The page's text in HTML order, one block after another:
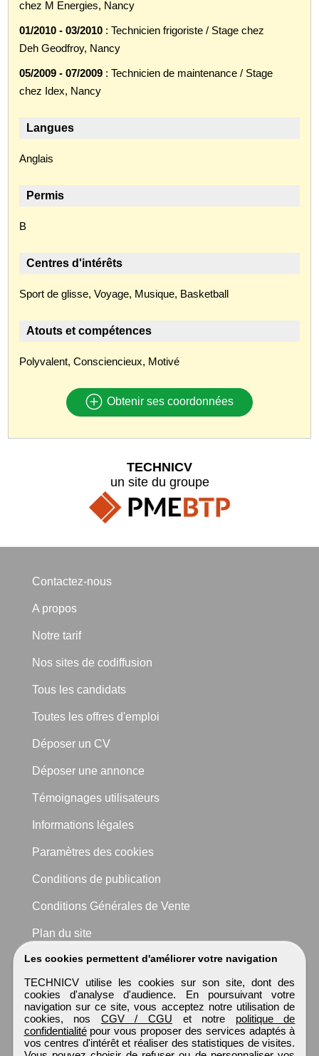
chez M Energies, Nancy
01/2010 - 03/2010 : Technicien frigoriste / Stage chez
Deh Geodfroy, Nancy
05/2009 - 07/2009 : Technicien de maintenance / Stage
chez Idex, Nancy
Langues
Anglais
Permis
B
Centres d'intérêts
Sport de glisse, Voyage, Musique, Basketball
Atouts et compétences
Polyvalent, Consciencieux, Motivé
Obtenir ses coordonnées
Les cookies permettent d'améliorer votre navigation
TECHNICV utilise les cookies sur son site, dont des
cookies d'analyse d'audience. En poursuivant votre
navigation sur ce site, vous acceptez notre utilisation de
cookies, nos CGV / CGU et notre politique de
confidentialitépour vous proposer des services adaptés à
vos centres d'intérêt et réaliser des statistiques de visites.
TECHNICV
un site du groupe
Contactez-nous
A propos
Notre tarif
Nos sites de codiffusion
Tous les candidats
Toutes les offres d'emploi
Déposer un CV
Déposer une annonce
Témoignages utilisateurs
Informations légales
Paramètres des cookies
Conditions de publication
Conditions Générales de Vente
Plan du site